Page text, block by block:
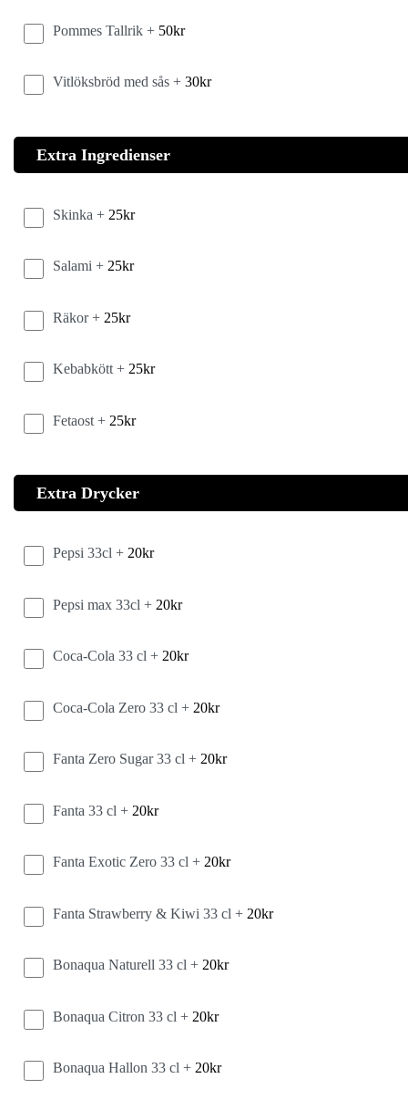
Pommes Tallrik + 50kr
Vitlöksbröd med sås + 30kr
Extra Ingredienser
Skinka + 25kr
Salami + 25kr
Räkor + 25kr
Kebabkött + 25kr
Fetaost + 25kr
Extra Drycker
Pepsi 33cl + 20kr
Pepsi max 33cl + 20kr
Coca-Cola 33 cl + 20kr
Coca-Cola Zero 33 cl + 20kr
Fanta Zero Sugar 33 cl + 20kr
Fanta 33 cl + 20kr
Fanta Exotic Zero 33 cl + 20kr
Fanta Strawberry & Kiwi 33 cl + 20kr
Bonaqua Naturell 33 cl + 20kr
Bonaqua Citron 33 cl + 20kr
Bonaqua Hallon 33 cl + 20kr